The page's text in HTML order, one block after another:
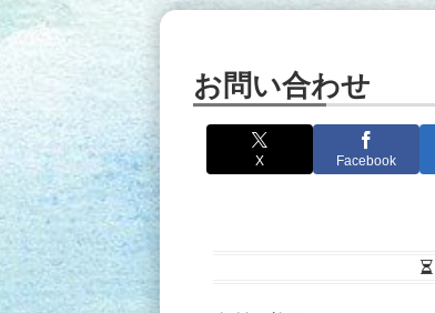
お問い合わせ
X Facebook